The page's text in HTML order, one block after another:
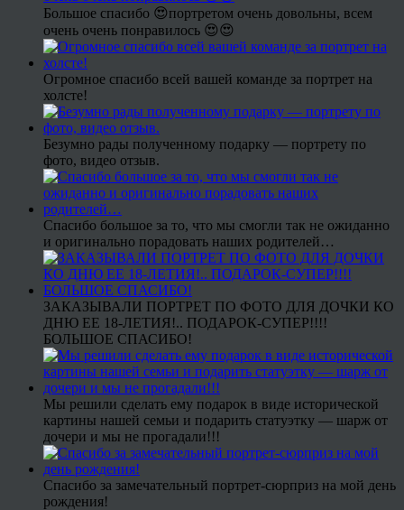
Большое спасибо 😍портретом очень довольны, всем
очень очень понравилось 😍😍
Огромное спасибо всей вашей команде за портрет на
холсте!
Безумно рады полученному подарку — портрету по
фото, видео отзыв.
Спасибо большое за то, что мы смогли так не ожиданно
и оригинально порадовать наших родителей…
ЗАКАЗЫВАЛИ ПОРТРЕТ ПО ФОТО ДЛЯ ДОЧКИ КО
ДНЮ ЕЕ 18-ЛЕТИЯ!.. ПОДАРОК-СУПЕР!!!!
БОЛЬШОЕ СПАСИБО!
Мы решили сделать ему подарок в виде исторической
картины нашей семьи и подарить статуэтку — шарж от
дочери и мы не прогадали!!!
Спасибо за замечательный портрет-сюрприз на мой день
рождения!